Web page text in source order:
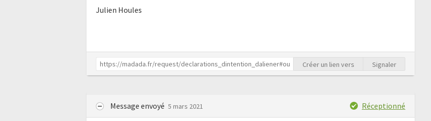
Julien Houles
Créer un lien vers Signaler
Message envoyé 5 mars 2021 Réceptionné